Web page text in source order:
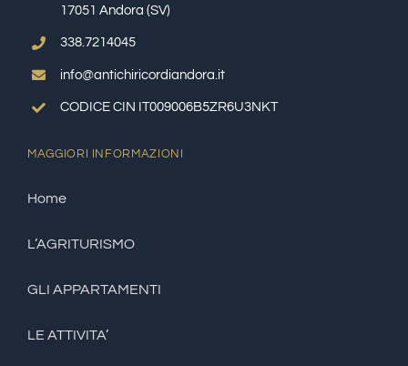
17051 Andora (SV)
338.7214045
info@antichiricordiandora.it
CODICE CIN IT009006B5ZR6U3NKT
MAGGIORI INFORMAZIONI
Home
L’AGRITURISMO
GLI APPARTAMENTI
LE ATTIVITA’